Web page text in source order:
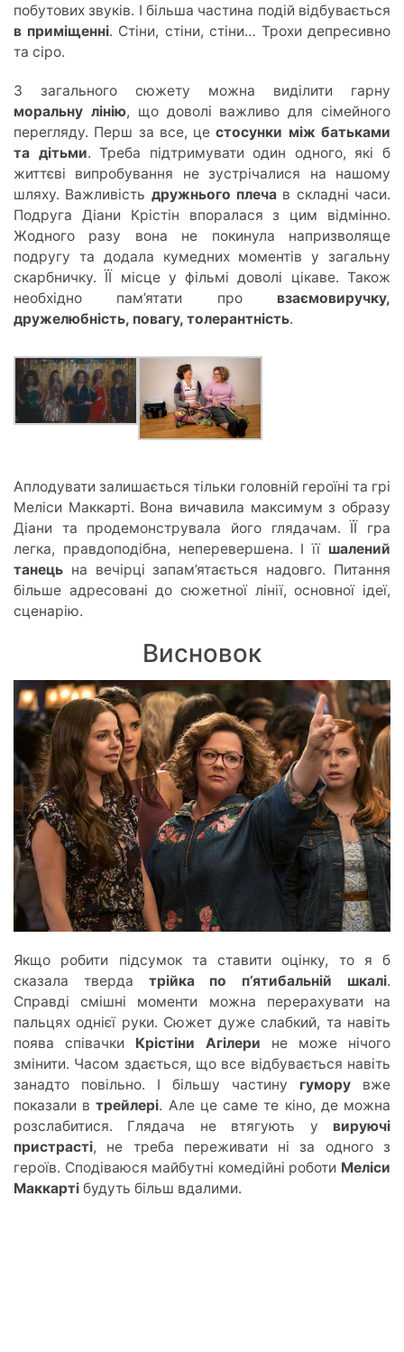
побутових звуків. І більша частина подій відбувається
в приміщенні. Стіни, стіни, стіни… Трохи депресивно
та сіро.
З загального сюжету можна виділити гарну
моральну лінію, що доволі важливо для сімейного
перегляду. Перш за все, цестосунки між батьками
та дітьми. Треба підтримувати один одного, які б
життєві випробування незустрічалися на нашому
шляху. Важливість дружнього плеча в складні часи.
Подруга Діани Крістін впоралася з цим відмінно.
Жодного разу вона не покинула напризволяще
подругу та додала кумедних моментів у загальну
скарбничку. ЇЇ місцеу фільмі доволі цікаве. Також
необхідно пам’ятати про взаємовиручку,
дружелюбність, повагу, толерантність.
Аплодувати залишається тільки головній героїні та грі
Меліси Маккарті. Вона вичавила максимум з образу
Діани та продемонструвала його глядачам. ЇЇ гра
легка, правдоподібна, неперевершена. І її шалений
танець на вечірці запам’ятається надовго. Питання
більше адресовані до сюжетної лінії, основної ідеї,
сценарію.
Висновок
Якщо робити підсумок та ставити оцінку, то я б
сказала тверда трійкапо п’ятибальній шкалі.
Справді смішні моменти можна перерахувати на
пальцях однієї руки. Сюжет дуже слабкий, та навіть
поява співачки Крістіни Агілери не може нічого
змінити. Часом здається, що все відбувається навіть
занадто повільно. І більшу частину гумору вже
показали втрейлері. Але це саме те кіно, де можна
розслабитися. Глядача не втягують у вируючі
пристрасті, не треба переживати ні за одного з
героїв. Сподіваюся майбутні комедійні роботи Меліси
Маккарті будуть більш вдалими.